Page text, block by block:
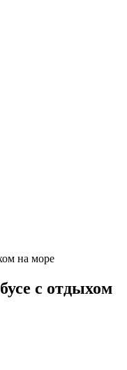
с отдыхом